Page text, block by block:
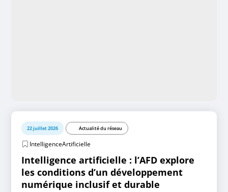
22 juillet 2026 Actualité du réseau
IntelligenceArtificielle
Intelligence artificielle : l’AFD explore
les conditions d’un développement
numérique inclusif et durable